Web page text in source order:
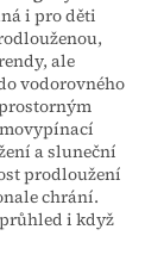
i pro děti
ale
vodorovného
a sluneční
prodloužení
chrání.
i když